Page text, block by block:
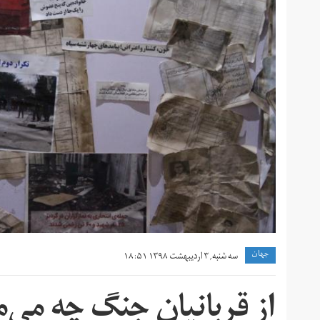
جهان سه شنبه, ۳ اردیبهشت ۱۳۹۸ ۱۸:۵۱